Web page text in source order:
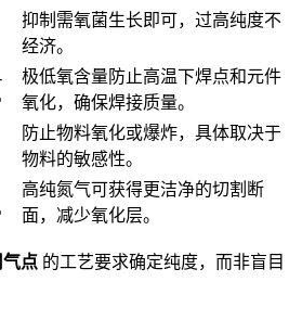
抑制需氧菌生长即可，过高纯度不
经济。
极低氧含量防止高温下焊点和元件
氧化，确保焊接质量。
防止物料氧化或爆炸，具体取决于
物料的敏感性。
高纯氮气可获得更洁净的切割断
面，减少氧化层。
点 的工艺要求确定纯度，而非盲目